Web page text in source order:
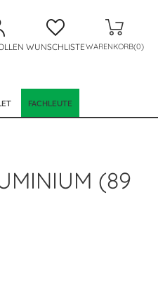
WUNSCHLISTEWARENKORB(0)
FACHLEUTE
(89